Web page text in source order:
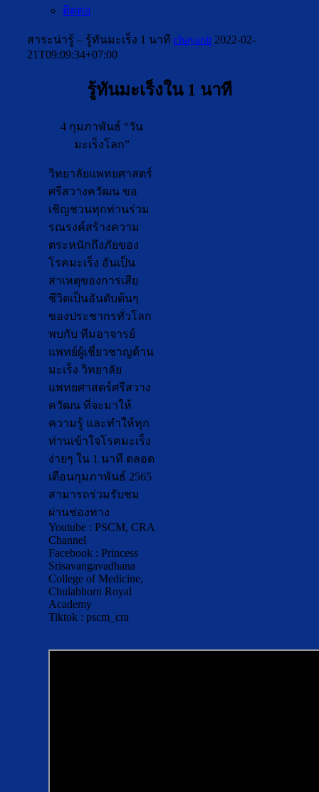
ติดต่อ
สาระน่ารู้ – รู้ทันมะเร็ง 1 นาที chayanit 2022-02-
21T09:09:34+07:00
รู้ทันมะเร็งใน 1 นาที
4 กุมภาพันธ์ “วัน
มะเร็งโลก”
วิทยาลัยแพทยศาสตร์
ศรีสวางควัฒน ขอ
เชิญชวนทุกท่านร่วม
รณรงค์สร้างความ
ตระหนักถึงภัยของ
โรคมะเร็ง อันเป็น
สาเหตุของการเสีย
ชีวิตเป็นอันดับต้นๆ
ของประชากรทั่วโลก
พบกับ ทีมอาจารย์
แพทย์ผู้เชี่ยวชาญด้าน
มะเร็ง วิทยาลัย
แพทยศาสตร์ศรีสวาง
ควัฒน ที่จะมาให้
ความรู้ และทำให้ทุก
ท่านเข้าใจโรคมะเร็ง
ง่ายๆ ใน 1 นาที ตลอด
เดือนกุมภาพันธ์ 2565
สามารถร่วมรับชม
ผ่านช่องทาง
Youtube : PSCM, CRA
Channel
Facebook : Princess
Srisavangavadhana
College of Medicine,
Chulabhorn Royal
Academy
Tiktok : pscm_cra